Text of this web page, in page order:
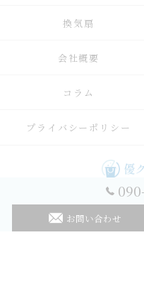
お問い合わせ
換気扇
会社概要
コラム
プライバシーポリシー